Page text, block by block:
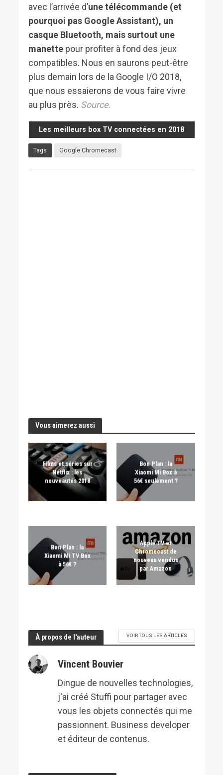
avec l’arrivée d’une télécommande (et
pourquoi pas Google Assistant), un
casque Bluetooth, mais surtout une
manettepour profiter à fond des jeux
compatibles. Nous en saurons peut-être
plus demain lors de la Google I/O 2018,
que nous essaierons de vous faire vivre
au plus près. Source.
Les meilleurs box TV connectées en 2018
Tags Google Chromecast
Vous aimerez aussi
Films et séries sur
Netflix : les
nouveautés 2018
Bon Plan : la
Xiaomi Mi Box à
56€ seulement ?
Bon Plan : la
Xiaomi Mi TV Box
à 56€ ?
Apple TV et
Chromecast de
nouveau vendus
par Amazon
À propos de l'auteur VOIR TOUS LES ARTICLES
Vincent Bouvier
Dingue de nouvelles technologies,
j'ai créé Stuffi pour partager avec
vous les objets connectés qui me
passionnent. Business developer
et éditeur de contenus.